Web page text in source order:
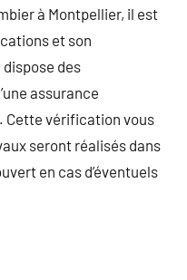
à Montpellier, il est
et son
dispose des
assurance
Cette vérification vous
seront réalisés dans
en cas d’éventuels